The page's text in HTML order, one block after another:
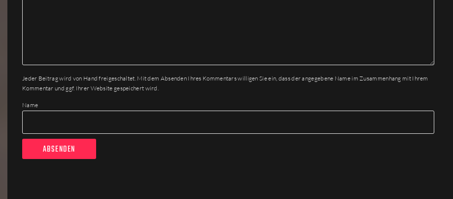
Jeder Beitrag wird von Hand freigeschaltet. Mit dem Absenden Ihres Kommentars willigen Sie ein, dass der angegebene Name im Zusammenhang mit Ihrem
Kommentar und ggf. Ihrer Website gespeichert wird.
Name